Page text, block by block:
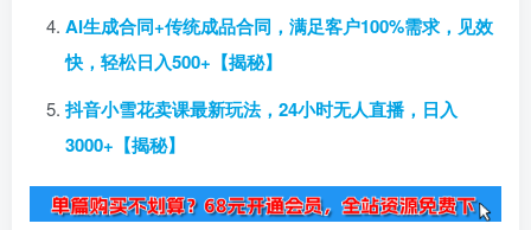
AI生成合同+传统成品合同，满足客户100%需求，见效
快，轻松日入500+【揭秘】
抖音小雪花卖课最新玩法，24小时无人直播，日入
3000+【揭秘】